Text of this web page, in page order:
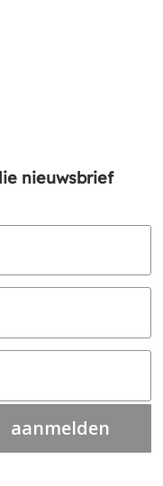
nieuwsbrief
aanmelden